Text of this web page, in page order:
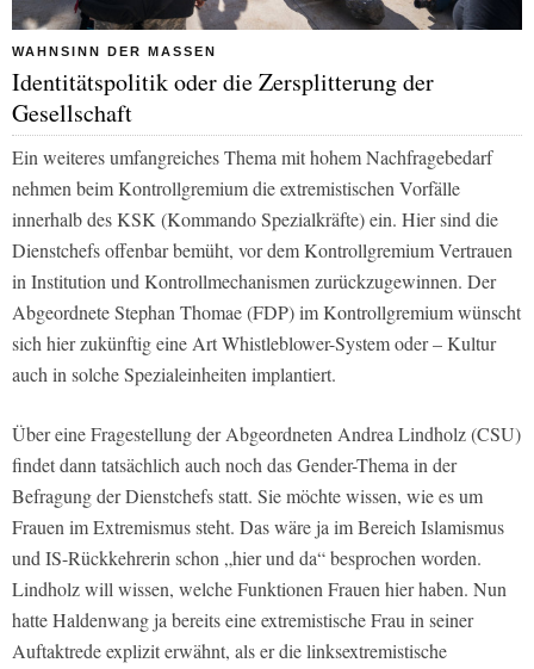
WAHNSINN DER MASSEN
Identitätspolitik oder die Zersplitterung der
Gesellschaft
Ein weiteres umfangreiches Thema mit hohem Nachfragebedarf
nehmen beim Kontrollgremium die extremistischen Vorfälle
innerhalb des KSK (Kommando Spezialkräfte) ein. Hier sind die
Dienstchefs offenbar bemüht, vor dem Kontrollgremium Vertrauen
in Institution und Kontrollmechanismen zurückzugewinnen. Der
Abgeordnete Stephan Thomae (FDP) im Kontrollgremium wünscht
sich hier zukünftig eine Art Whistleblower-System oder – Kultur
auch in solche Spezialeinheiten implantiert.
Über eine Fragestellung der Abgeordneten Andrea Lindholz (CSU)
findet dann tatsächlich auch noch das Gender-Thema in der
Befragung der Dienstchefs statt. Sie möchte wissen, wie es um
Frauen im Extremismus steht. Das wäre ja im Bereich Islamismus
und IS-Rückkehrerin schon „hier und da“ besprochen worden.
Lindholz will wissen, welche Funktionen Frauen hier haben. Nun
hatte Haldenwang ja bereits eine extremistische Frau in seiner
Auftaktrede explizit erwähnt, als er die linksextremistische